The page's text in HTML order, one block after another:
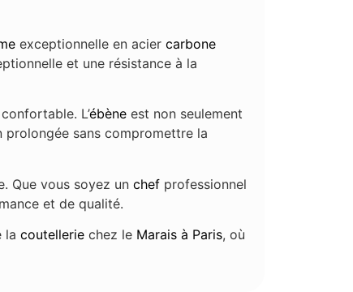
exceptionnelle en aciercarbone
et une résistance à la
confortable. L’ébène est non seulement
sans compromettre la
Que vous soyez unchef professionnel
et de qualité.
lacoutellerie chez le Marais à Paris, où